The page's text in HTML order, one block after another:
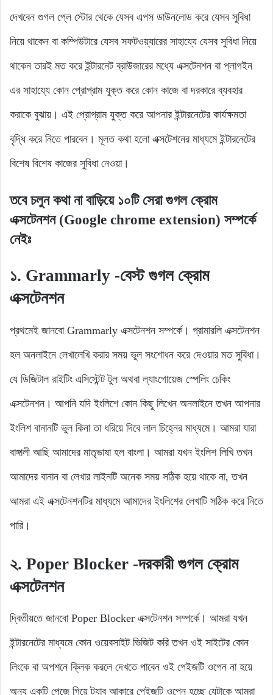
দেখবেন গুগল প্লে স্টোর থেকে যেসব এপস ডাউনলোড করে যেসব সুবিধা
নিয়ে থাকেন বা কম্পিউটারে যেসব সফটওয়্যারের সাহায্যে যেসব সুবিধা নিয়ে
থাকেন তারই মত করে ইন্টারনেট ব্রাউজারের মধ্যে এক্সটেনশন বা প্লাগইন
এর সাহায্যে কোন প্রোগ্রাম যুক্ত করে কোন কাজে বা দরকারে ব্যবহার
করাকে বুঝায়। এই প্রোগ্রাম যুক্ত করে আপনার ইন্টারনেটের কার্যক্ষমতা
বৃদ্ধি করে নিতে পারবেন। মূলত কথা হলো এক্সটেশনের মাধ্যমে ইন্টারনেটের
বিশেষ বিশেষ কাজের সুবিধা নেওয়া।
তবে চলুন কথা না বাড়িয়ে ১০টি সেরা গুগল ক্রোম
এক্সটেনশন (Google chrome extension) সম্পর্কে
নেইঃ
১. Grammarly -বেস্ট গুগল ক্রোম
এক্সটেনশন
প্রথমেই জানবো Grammarly এক্সটেনশন সম্পর্কে। গ্রামারলি এক্সটেনশন
হল অনলাইনে লেখালেখি করার সময় ভুল সংশোধন করে দেওয়ার মত সুবিধা।
যে ডিজিটাল রাইটিং এসিস্টেন্ট টুল অথবা ল্যাংগোয়েজ স্পেলিং চেকিং
এক্সটেনশন। আপনি যদি ইংলিশে কোন কিছু লিখেন অনলাইনে তখন আপনার
ইংলিশ বানানটি ভুল কিনা তা ধরিয়ে দিবে লাল চিহ্নের মাধ্যমে। আমরা যারা
বাঙ্গালী আছি আমাদের মাতৃভাষা হল বাংলা। আমরা যখন ইংলিশ লিখি তখন
আমাদের বানান বা লেখার লাইনটি অনেক সময় সঠিক হয়ে থাকে না, তখন
আমরা এই এক্সটেনশনটির মাধ্যমে আমাদের ইংলিশের লেখাটি সঠিক করে নিতে
পারি।
২. Poper Blocker -দরকারী গুগল ক্রোম
এক্সটেনশন
দ্বিতীয়তে জানবো Poper Blocker এক্সটেনশন সম্পর্কে। আমরা যখন
ইন্টারনেটের মাধ্যমে কোন ওয়েবসাইট ভিজিট করি তখন ওই সাইটের কোন
লিংকে বা অপশনে ক্লিক করলে দেখতে পাবেন ওই পেইজটি ওপেন না হয়ে
অন্য একটি পেজে গিয়ে ট্যাব আকারে পেইজটি ওপেন হচ্ছে যেটাকে আমরা